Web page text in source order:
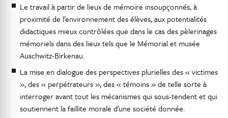
Le travail à partir de lieux de mémoire insoupçonnés, à
proximité de l’environnement des élèves, aux potentialités
didactiques mieux contrôlées que dans le cas des pèlerinages
mémoriels dans des lieux tels que le Mémorial et musée
Auschwitz-Birkenau.
La mise en dialogue des perspectives plurielles des « victimes
», des « perpétrateurs », des « témoins » de telle sorte à
interroger avant tout les mécanismes qui sous-tendent et qui
soutiennent la faillite morale d’une société donnée.